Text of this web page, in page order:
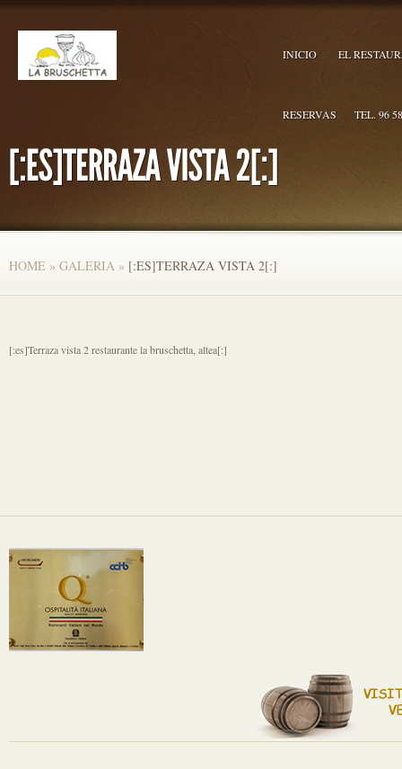
INICIO EL
RESERVAS TEL. 96
HOME » GALERIA » [:ES]TERRAZA VISTA 2[:]
[:es]Terraza vista 2 restaurante la bruschetta, altea[:]